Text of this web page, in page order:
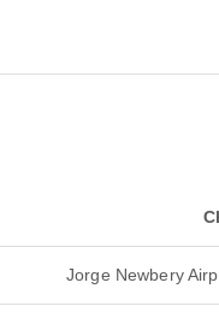
Jorge Newbery